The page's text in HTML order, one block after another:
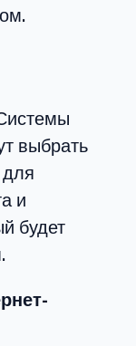
выбрать
и
будет